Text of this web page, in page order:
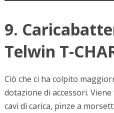
9.
Telwin T-
Ciò che ci ha colpito
dotazione di accessori.
cavi di carica, pinze a